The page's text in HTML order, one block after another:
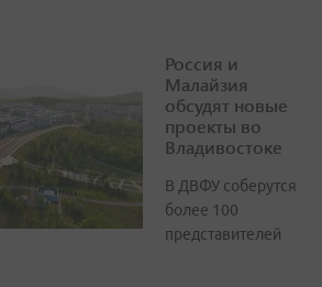
Россия и
Малайзия
обсудят новые
проекты во
Владивостоке
В ДВФУ соберутся
более 100
представителей